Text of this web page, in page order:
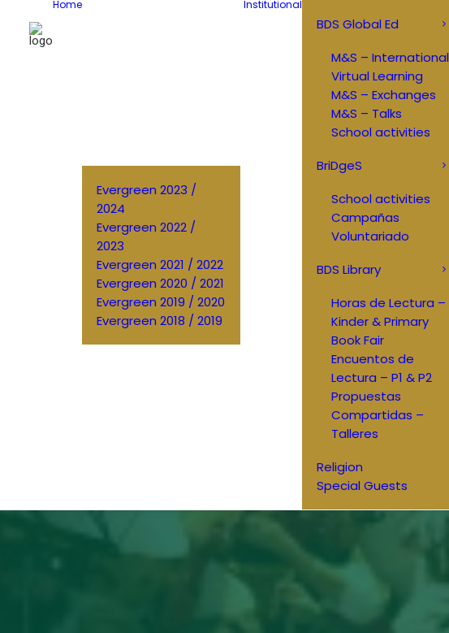
Home
Evergreen 2023 /
2024
Evergreen 2022 /
2023
Evergreen 2021 / 2022
Evergreen 2020 / 2021
Evergreen 2019 / 2020
Evergreen 2018 / 2019
Institutional
BDS Global Ed
M&S – International
Virtual Learning
M&S – Exchanges
M&S – Talks
School activities
BriDgeS
School activities
Campañas
Voluntariado
BDS Library
Horas de Lectura –
Kinder & Primary
Book Fair
Encuentos de
Lectura – P1 & P2
Propuestas
Compartidas –
Talleres
Religion
Special Guests